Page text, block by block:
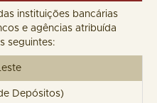
instituições bancárias
e agências atribuída
seguintes:
Depósitos)